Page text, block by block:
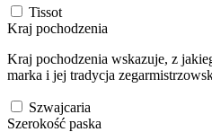
Tissot
Kraj pochodzenia
Kraj pochodzenia wskazuje, z
marka i jej tradycja
Szwajcaria
Szerokość paska